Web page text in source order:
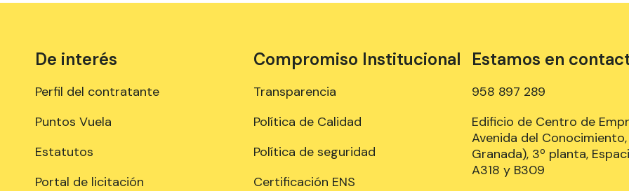
De interés
Perfil del contratante
Puntos Vuela
Estatutos
Portal de licitación
Compromiso Institucional
Transparencia
Política de Calidad
Política de seguridad
Certificación ENS
Estamos en
958 897 289
Edificio de Centro de
Avenida del Conocimiento,
Granada), 3º planta,
A318 y B309